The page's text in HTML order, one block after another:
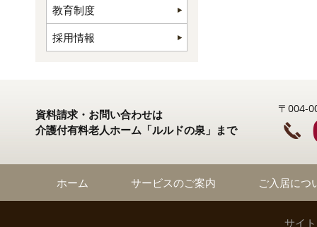
教育制度
採用情報
資料請求・お問い合わせは
介護付有料老人ホーム「ルルドの泉」まで
〒004-
ホーム サービスのご案内 ご入居につ
サイ